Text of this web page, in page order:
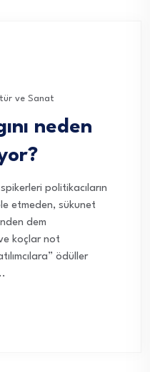
ve Sanat
neden
politikacıların
etmeden, sükunet
dem
koçlar not
ödüller